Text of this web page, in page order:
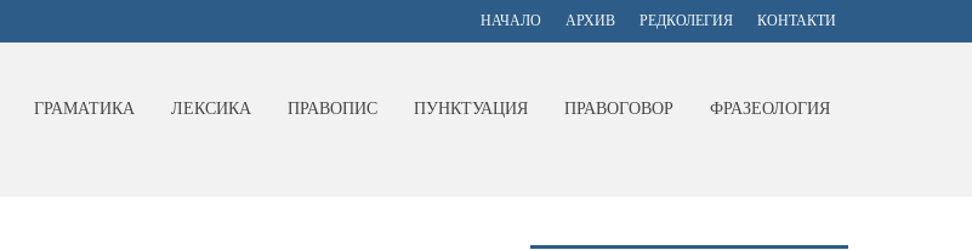
НАЧАЛО АРХИВ РЕДКОЛЕГИЯ КОНТАКТИ
ГРАМАТИКА ЛЕКСИКА ПРАВОПИС ПУНКТУАЦИЯ ПРАВОГОВОР ФРАЗЕОЛОГИЯ